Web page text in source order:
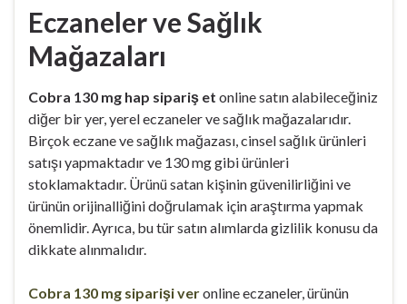
Eczaneler ve Sağlık
Mağazaları
Cobra 130 mg hap sipariş et online satın alabileceğiniz
diğer bir yer, yerel eczaneler ve sağlık mağazalarıdır.
Birçok eczane ve sağlık mağazası, cinsel sağlık ürünleri
satışı yapmaktadır ve 130 mg gibi ürünleri
stoklamaktadır. Ürünü satan kişinin güvenilirliğini ve
ürünün orijinalliğini doğrulamak için araştırma yapmak
önemlidir. Ayrıca, bu tür satın alımlarda gizlilik konusu da
dikkate alınmalıdır.
Cobra 130 mg siparişi veronline eczaneler, ürünün